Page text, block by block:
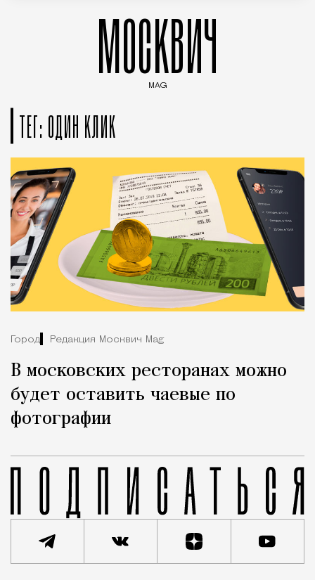
МОСКВИЧ
MAG
ТЕГ: ОДИН КЛИК
Город Редакция Москвич Mag
В московских ресторанах можно
будет оставить чаевые по
фотографии